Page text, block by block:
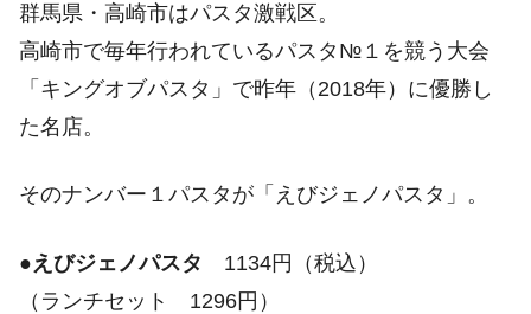
群馬県・高崎市はパスタ激戦区。
高崎市で毎年行われているパスタ№１を競う大会
「キングオブパスタ」で昨年（2018年）に優勝し
た名店。
そのナンバー１パスタが「えびジェノパスタ」。
● えびジェノパスタ 1134円（税込）
（ランチセット 1296円）